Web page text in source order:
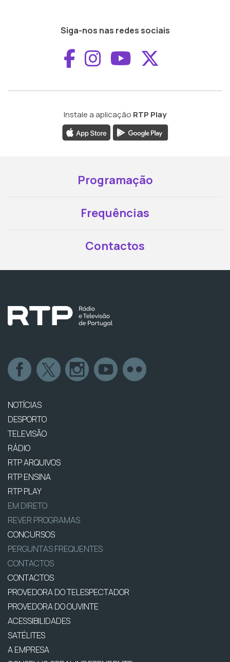
Siga-nos nas redes sociais
Aceder ao
Aceder ao
Aceder ao
Instale a aplicação RTP Play
Programação
Frequências
Contactos
NOTÍCIAS
DESPORTO
TELEVISÃO
RÁDIO
RTP ARQUIVOS
RTP ENSINA
RTP PLAY
EM DIRETO
REVER PROGRAMAS
CONCURSOS
PERGUNTAS FREQUENTES
CONTACTOS
CONTACTOS
PROVEDORA DO TELESPECTADOR
PROVEDORA DO OUVINTE
ACESSIBILIDADES
SATÉLITES
A EMPRESA